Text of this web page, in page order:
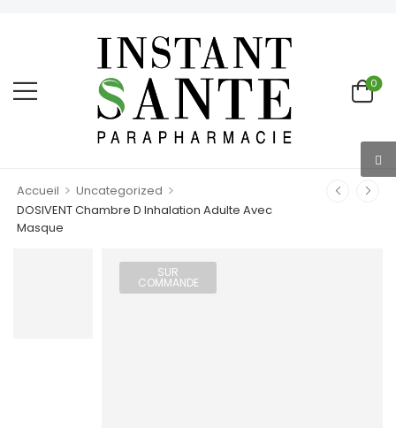
0
Accueil > Uncategorized >
DOSIVENT Chambre D Inhalation Adulte Avec
Masque
SUR
COMMANDE